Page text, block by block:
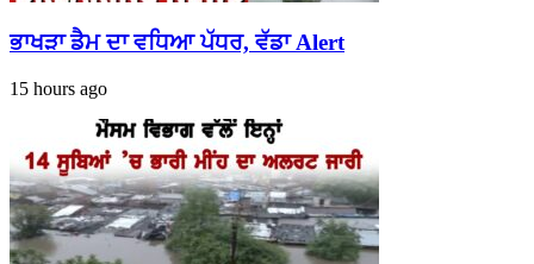
ਭਾਖੜਾ ਡੈਮ ਦਾ ਵਧਿਆ ਪੱਧਰ, ਵੱਡਾ Alert
15 hours ago